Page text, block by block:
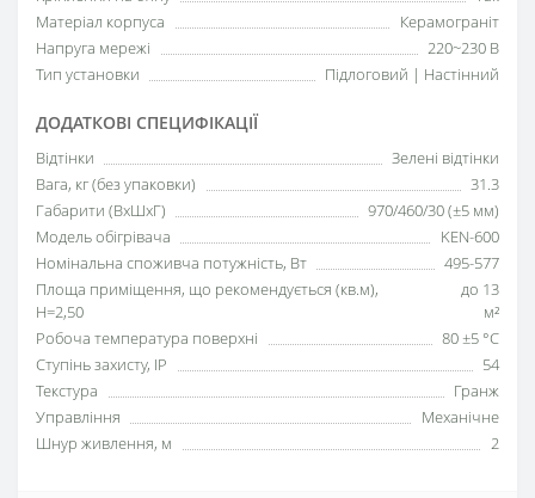
Матеріал корпуса
Керамограніт
Напруга мережі
220~230 В
Тип установки
Підлоговий | Настінний
ДОДАТКОВІ СПЕЦИФІКАЦІЇ
Відтінки
Зелені відтінки
Вага, кг (без упаковки)
31.3
Габарити (ВхШхГ)
970/460/30 (±5 мм)
Модель обігрівача
KEN-600
Номінальна споживча потужність, Вт
495-577
Площа приміщення, що рекомендується (кв.м),
H=2,50
до 13
м²
Робоча температура поверхні
80 ±5 °С
Ступінь захисту, IP
54
Текстура
Гранж
Управління
Механічне
Шнур живлення, м
2